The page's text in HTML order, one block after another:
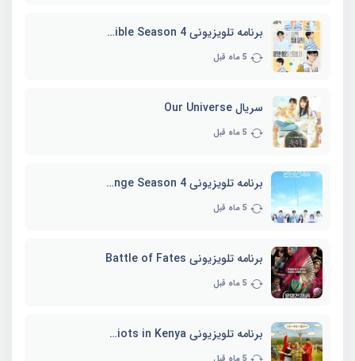
برنامه تلویزیونی Whenever Possible Season 4
5 ماه قبل
سریال Our Universe
5 ماه قبل
برنامه تلویزیونی EXchange Season 4
5 ماه قبل
برنامه تلویزیونی Battle of Fates
5 ماه قبل
برنامه تلویزیونی Three Idiots in Kenya